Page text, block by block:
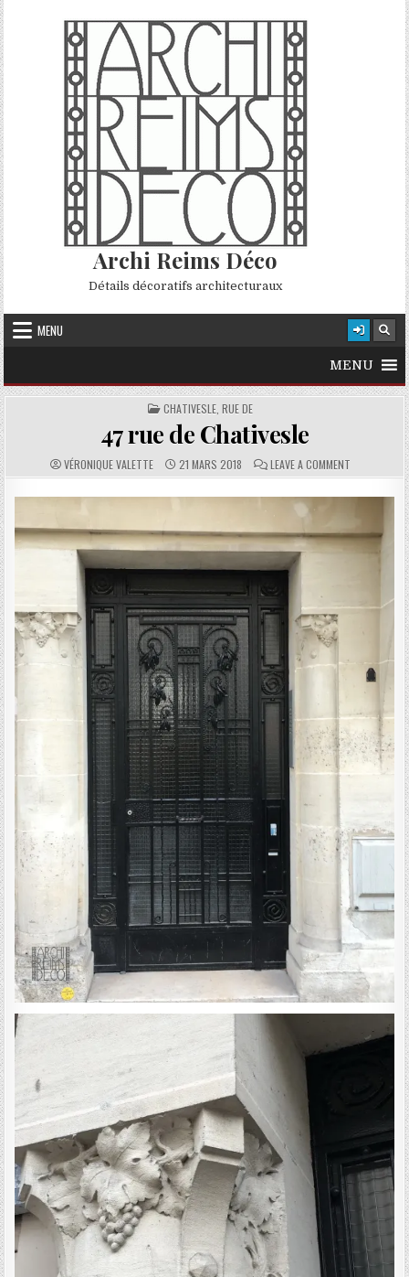
Skip to content
Archi Reims Déco
Détails décoratifs architecturaux
MENU
MENU
POSTED IN
CHATIVESLE, RUE DE
47 rue de Chativesle
AUTHOR:
VÉRONIQUE VALETTE PUBLISHED DATE:
21 MARS 2018 COMMENTS:
LEAVE A COMMENTON 47 RUE